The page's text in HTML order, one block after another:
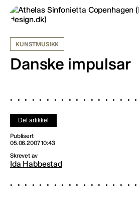
KUNSTMUSIKK
Danske impulsar
Del artikkel
Publisert
05.06.2007 10:43
Skrevet av
Ida Habbestad